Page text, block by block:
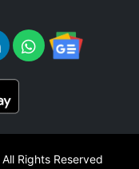
All Rights Reserved